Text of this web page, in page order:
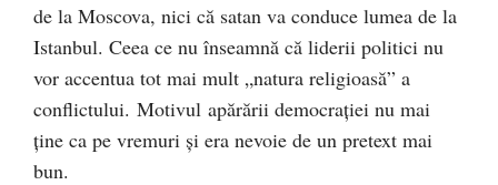
de la Moscova, nici că satan va conduce lumea de la
Istanbul. Ceea ce nu înseamnă că liderii politici nu
vor accentua tot mai mult „natura religioasă” a
conflictului. Motivul apărării democraţiei nu mai
ţine ca pe vremuri şi era nevoie de un pretext mai
bun.